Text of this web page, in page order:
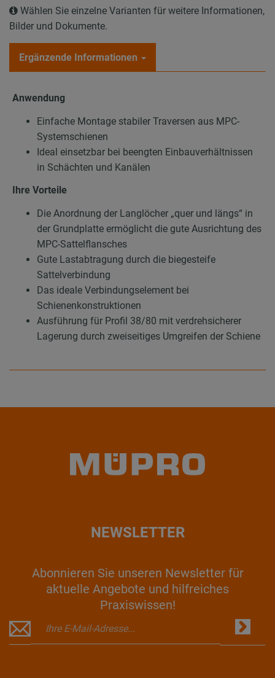
Wählen Sie einzelne Varianten für weitere Informationen,
Bilder und Dokumente.
Ergänzende Informationen
Anwendung
Einfache Montage stabiler Traversen aus MPC-
Systemschienen
Ideal einsetzbar bei beengten Einbauverhältnissen
in Schächten und Kanälen
Ihre Vorteile
Die Anordnung der Langlöcher „quer und längs“ in
der Grundplatte ermöglicht die gute Ausrichtung des
MPC-Sattelflansches
Gute Lastabtragung durch die biegesteife
Sattelverbindung
Das ideale Verbindungselement bei
Schienenkonstruktionen
Ausführung für Profil 38/80 mit verdrehsicherer
Lagerung durch zweiseitiges Umgreifen der Schiene
NEWSLETTER
Abonnieren Sie unseren Newsletter für
aktuelle Angebote und hilfreiches
Praxiswissen!